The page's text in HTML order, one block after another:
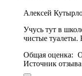
Алексей
Учусь тут в
чистые туалеты.
Общая оценка:
Источник